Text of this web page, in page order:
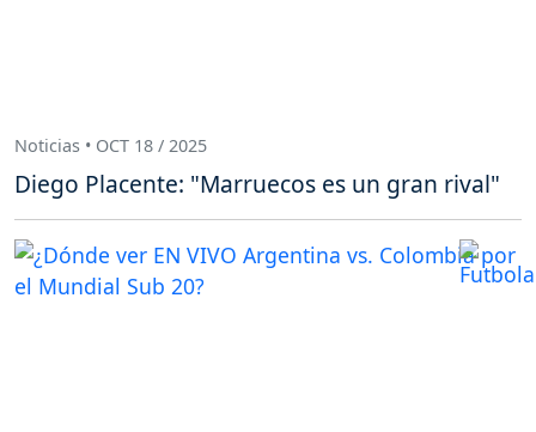
Noticias • OCT 18 / 2025
Diego Placente: "Marruecos es un gran rival"